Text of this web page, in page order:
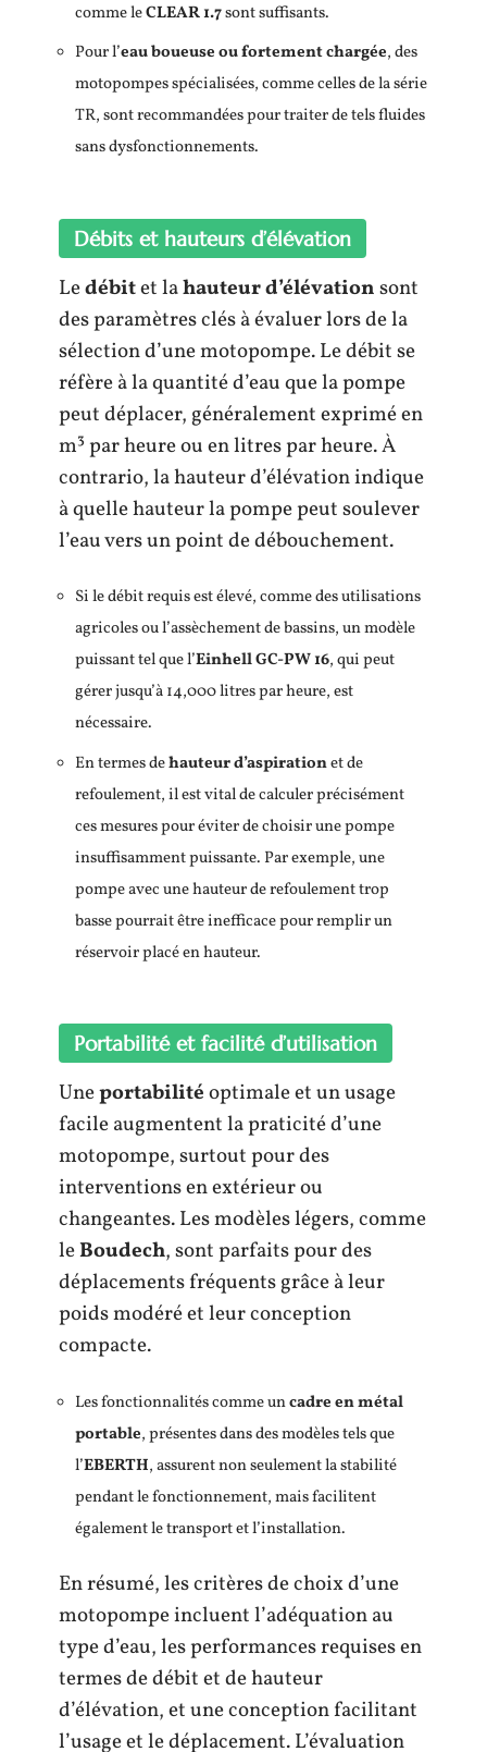
comme leCLEAR 1.7sont suffisants.
Pour l’eau boueuse ou fortement chargée, des
motopompes spécialisées, comme celles de la série
TR, sont recommandées pour traiter de tels fluides
sans dysfonctionnements.
Débits et hauteurs d’élévation
Ledébitet lahauteur d’élévationsont
des paramètres clés à évaluer lors de la
sélection d’une motopompe. Le débit se
réfère à la quantité d’eau que la pompe
peut déplacer, généralement exprimé en
m³ par heure ou en litres par heure. À
contrario, la hauteur d’élévation indique
à quelle hauteur la pompe peut soulever
l’eau vers un point de débouchement.
Si le débit requis est élevé, comme des utilisations
agricoles ou l’assèchement de bassins, un modèle
puissant tel que l’Einhell GC-PW 16, qui peut
gérer jusqu’à 14,000 litres par heure, est
nécessaire.
En termes dehauteur d’aspirationet de
refoulement, il est vital de calculer précisément
ces mesures pour éviter de choisir une pompe
insuffisamment puissante. Par exemple, une
pompe avec une hauteur de refoulement trop
basse pourrait être inefficace pour remplir un
réservoir placé en hauteur.
Portabilité et facilité d’utilisation
Uneportabilitéoptimale et un usage
facile augmentent la praticité d’une
motopompe, surtout pour des
interventions en extérieur ou
changeantes. Les modèles légers, comme
leBoudech, sont parfaits pour des
déplacements fréquents grâce à leur
poids modéré et leur conception
compacte.
Les fonctionnalités comme uncadre en métal
portable, présentes dans des modèles tels que
l’EBERTH, assurent non seulement la stabilité
pendant le fonctionnement, mais facilitent
également le transport et l’installation.
En résumé, les critères de choix d’une
motopompe incluent l’adéquation au
type d’eau, les performances requises en
termes de débit et de hauteur
d’élévation, et une conception facilitant
l’usage et le déplacement. L’évaluation